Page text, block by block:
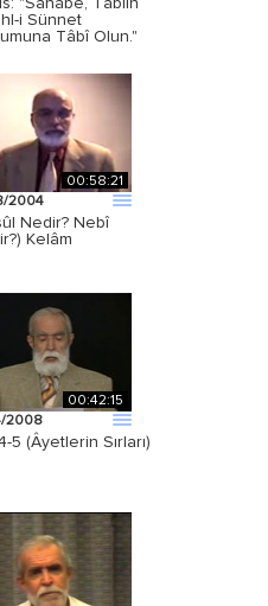
"Sahabe, Tâbîin
i Sünnet
Tâbî Olun."
00:58:21
2004
Nedir? Nebî
Kelâm
00:42:15
2008
5 (Âyetlerin Sırları)